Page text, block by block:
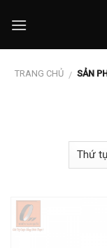
TRANG CHỦ / SẢN